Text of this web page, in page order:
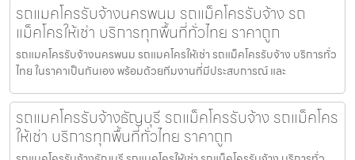
รถแมคโครรับจ้างนครพนม รถแม็คโครรับจ้าง รถ
แม็คโครให้เช่า บริการทุกพื้นที่ทั่วไทย ราคาถูก
รถแมคโครรับจ้างนครพนม รถแมคโครให้เช่า รถแม็คโครรับจ้าง บริการทั่ว
ไทย ในราคาเป็นกันเอง พร้อมด้วยทีมงานที่มีประสบการณ์ และ
รถแมคโครรับจ้างธัญบุรี รถแม็คโครรับจ้าง รถแม็คโคร
ให้เช่า บริการทุกพื้นที่ทั่วไทย ราคาถูก